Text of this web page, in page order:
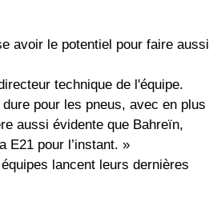
avoir le potentiel pour faire aussi
technique de l'équipe.
pour les pneus, avec en plus
aussi évidente que Bahreïn,
E21 pour l’instant. »
lancent leurs dernières